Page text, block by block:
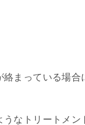
まっている場合
なトリートメン